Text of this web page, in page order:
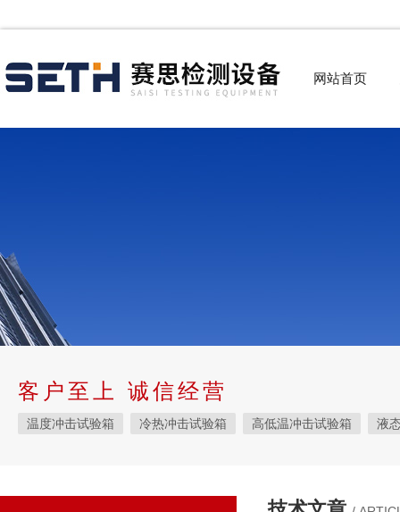
网站首页
客户至上 诚信经营
温度冲击试验箱 冷热冲击试验箱 高低温冲击试验箱 液